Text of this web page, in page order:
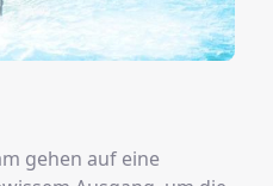
gehen auf eine